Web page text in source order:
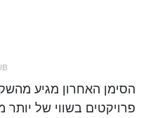
הסימן האחרון מגיע